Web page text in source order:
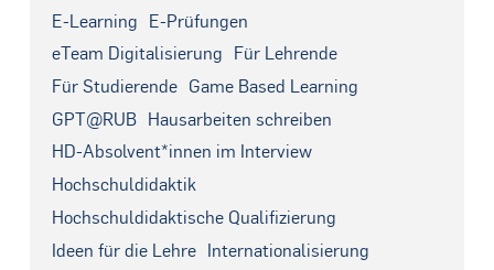
E-Learning E-Prüfungen
eTeam Digitalisierung Für Lehrende
Für Studierende Game Based Learning
GPT@RUB Hausarbeiten schreiben
HD-Absolvent*innen im Interview
Hochschuldidaktik
Hochschuldidaktische Qualifizierung
Ideen für die Lehre Internationalisierung